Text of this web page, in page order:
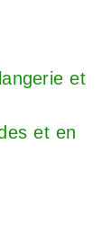
et
et en